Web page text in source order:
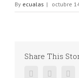
By ecualas | octubre
Share This
FacebookTwitter